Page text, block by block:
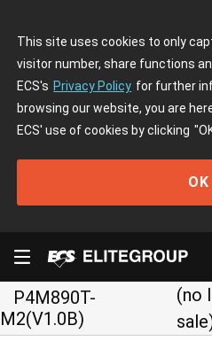
This site uses cookies to only
visitor number, share functions
ECS's Privacy Policy for further
browsing our website, you are
ECS' use of cookies by clicking
OK
P4M890T-
M2(V1.0B)
(no